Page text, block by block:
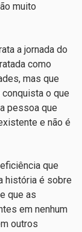
muito
a jornada do
como
mas que
o que
pessoa que
e não é
que
história é sobre
que as
em nenhum
outros